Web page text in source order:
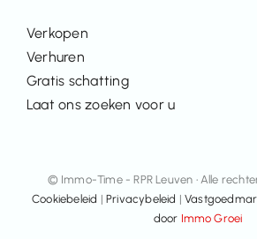
Verkopen
Verhuren
Gratis schatting
Laat ons zoeken voor u
© Immo-Time - RPR Leuven • Alle
Cookiebeleid | Privacybeleid |
door Immo Groei